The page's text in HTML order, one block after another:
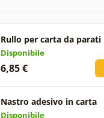
Rullo per carta da parati
Disponibile
6,85 €
Nastro adesivo in carta
Disponibile